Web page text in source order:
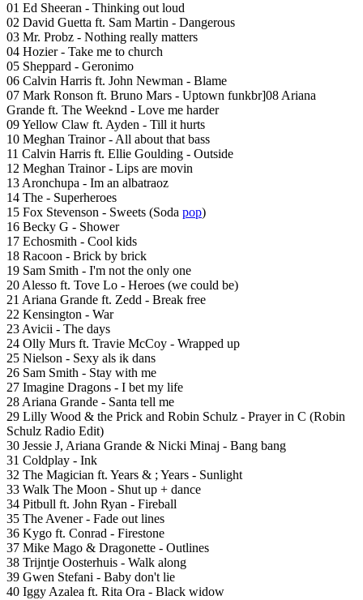
01 Ed Sheeran - Thinking out loud
02 David Guetta ft. Sam Martin - Dangerous
03 Mr. Probz - Nothing really matters
04 Hozier - Take me to church
05 Sheppard - Geronimo
06 Calvin Harris ft. John Newman - Blame
07 Mark Ronson ft. Bruno Mars - Uptown funkbr]08 Ariana
Grande ft. The Weeknd - Love me harder
09 Yellow Claw ft. Ayden - Till it hurts
10 Meghan Trainor - All about that bass
11 Calvin Harris ft. Ellie Goulding - Outside
12 Meghan Trainor - Lips are movin
13 Aronchupa - Im an albatraoz
14 The - Superheroes
15 Fox Stevenson - Sweets (Soda pop)
16 Becky G - Shower
17 Echosmith - Cool kids
18 Racoon - Brick by brick
19 Sam Smith - I'm not the only one
20 Alesso ft. Tove Lo - Heroes (we could be)
21 Ariana Grande ft. Zedd - Break free
22 Kensington - War
23 Avicii - The days
24 Olly Murs ft. Travie McCoy - Wrapped up
25 Nielson - Sexy als ik dans
26 Sam Smith - Stay with me
27 Imagine Dragons - I bet my life
28 Ariana Grande - Santa tell me
29 Lilly Wood & the Prick and Robin Schulz - Prayer in C (Robin
Schulz Radio Edit)
30 Jessie J, Ariana Grande & Nicki Minaj - Bang bang
31 Coldplay - Ink
32 The Magician ft. Years & ; Years - Sunlight
33 Walk The Moon - Shut up + dance
34 Pitbull ft. John Ryan - Fireball
35 The Avener - Fade out lines
36 Kygo ft. Conrad - Firestone
37 Mike Mago & Dragonette - Outlines
38 Trijntje Oosterhuis - Walk along
39 Gwen Stefani - Baby don't lie
40 Iggy Azalea ft. Rita Ora - Black widow